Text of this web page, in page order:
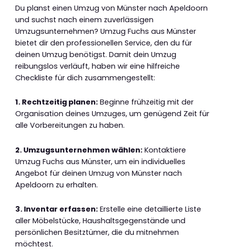
Du planst einen Umzug von Münster nach Apeldoorn
und suchst nach einem zuverlässigen
Umzugsunternehmen? Umzug Fuchs aus Münster
bietet dir den professionellen Service, den du für
deinen Umzug benötigst. Damit dein Umzug
reibungslos verläuft, haben wir eine hilfreiche
Checkliste für dich zusammengestellt:
1. Rechtzeitig planen: Beginne frühzeitig mit der
Organisation deines Umzuges, um genügend Zeit für
alle Vorbereitungen zu haben.
2. Umzugsunternehmen wählen: Kontaktiere
Umzug Fuchs aus Münster, um ein individuelles
Angebot für deinen Umzug von Münster nach
Apeldoorn zu erhalten.
3. Inventar erfassen: Erstelle eine detaillierte Liste
aller Möbelstücke, Haushaltsgegenstände und
persönlichen Besitztümer, die du mitnehmen
möchtest.